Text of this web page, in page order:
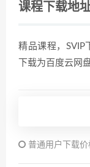
课程下载地址
精品课程，SVIP
下载为百度云网
普通用户下载价